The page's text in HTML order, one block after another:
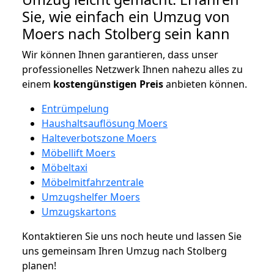
Sie, wie einfach ein Umzug von
Moers nach Stolberg sein kann
Wir können Ihnen garantieren, dass unser
professionelles Netzwerk Ihnen nahezu alles zu
einem kostengünstigen Preisanbieten können.
Entrümpelung
Haushaltsauflösung Moers
Halteverbotszone Moers
Möbellift Moers
Möbeltaxi
Möbelmitfahrzentrale
Umzugshelfer Moers
Umzugskartons
Kontaktieren Sie uns noch heute und lassen Sie
uns gemeinsam Ihren Umzug nach Stolberg
planen!